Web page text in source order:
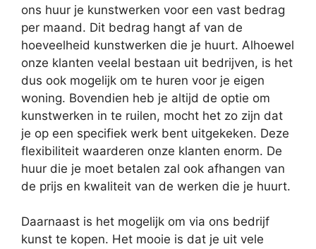
ons huur je kunstwerken voor een vast bedrag
per maand. Dit bedrag hangt af van de
hoeveelheid kunstwerken die je huurt. Alhoewel
onze klanten veelal bestaan uit bedrijven, is het
dus ook mogelijk om te huren voor je eigen
woning. Bovendien heb je altijd de optie om
kunstwerken in te ruilen, mocht het zo zijn dat
je op een specifiek werk bent uitgekeken. Deze
flexibiliteit waarderen onze klanten enorm. De
huur die je moet betalen zal ook afhangen van
de prijs en kwaliteit van de werken die je huurt.
Daarnaast is het mogelijk om via ons bedrijf
kunst te kopen. Het mooie is dat je uit vele